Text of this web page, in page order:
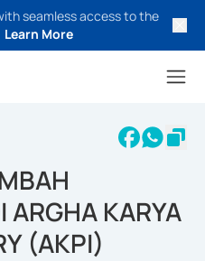
seamless access to the
Learn More
ARGHA KARYA
(AKPI)